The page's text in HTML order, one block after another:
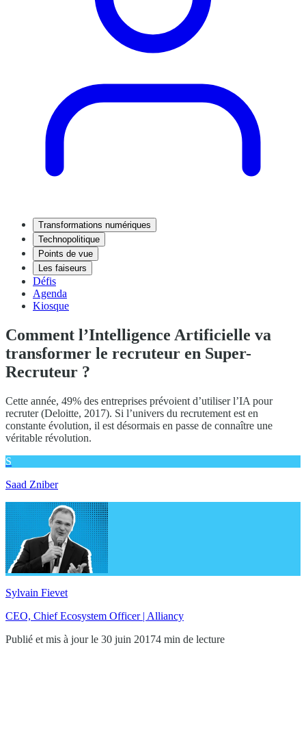
Transformations numériques
Technopolitique
Points de vue
Les faiseurs
Défis
Agenda
Kiosque
Comment l’Intelligence Artificielle va
transformer le recruteur en Super-
Recruteur ?
Cette année, 49% des entreprises prévoient d’utiliser l’IA pour
recruter (Deloitte, 2017). Si l’univers du recrutement est en
constante évolution, il est désormais en passe de connaître une
véritable révolution.
S
Saad Zniber
Sylvain Fievet
CEO, Chief Ecosystem Officer | Alliancy
Publié et mis à jour le 30 juin 20174 min de lecture